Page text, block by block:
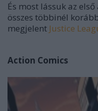
És most lássuk az
összes többinél
megjelent Justice
Action Comics